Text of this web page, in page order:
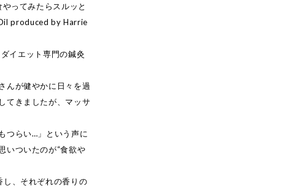
ってみたらスルッと
produced by Harrie
イエット専門の鍼灸
んが健やかに日々を過
てきましたが、マッサ
つらい…」という声に
いついたのが“食欲や
、それぞれの香りの